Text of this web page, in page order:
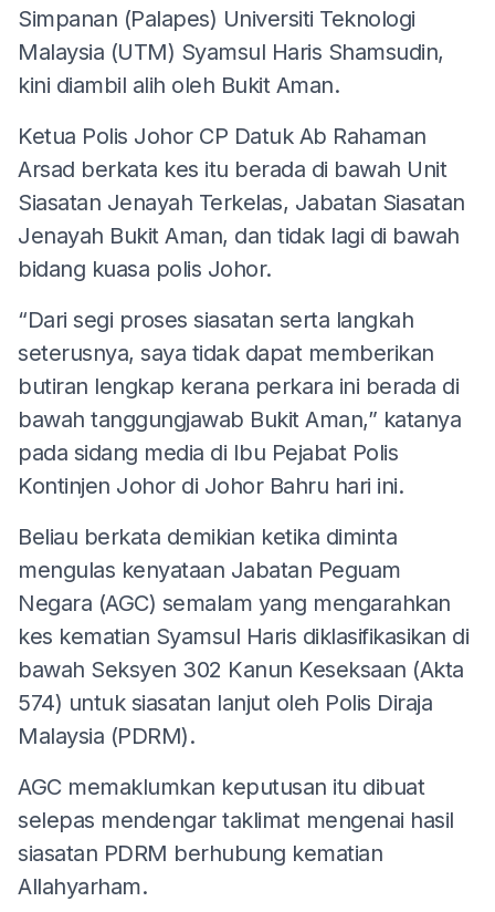
Simpanan (Palapes) Universiti Teknologi
Malaysia (UTM) Syamsul Haris Shamsudin,
kini diambil alih oleh Bukit Aman.
Ketua Polis Johor CP Datuk Ab Rahaman
Arsad berkata kes itu berada di bawah Unit
Siasatan Jenayah Terkelas, Jabatan Siasatan
Jenayah Bukit Aman, dan tidak lagi di bawah
bidang kuasa polis Johor.
“Dari segi proses siasatan serta langkah
seterusnya, saya tidak dapat memberikan
butiran lengkap kerana perkara ini berada di
bawah tanggungjawab Bukit Aman,” katanya
pada sidang media di Ibu Pejabat Polis
Kontinjen Johor di Johor Bahru hari ini.
Beliau berkata demikian ketika diminta
mengulas kenyataan Jabatan Peguam
Negara (AGC) semalam yang mengarahkan
kes kematian Syamsul Haris diklasifikasikan di
bawah Seksyen 302 Kanun Keseksaan (Akta
574) untuk siasatan lanjut oleh Polis Diraja
Malaysia (PDRM).
AGC memaklumkan keputusan itu dibuat
selepas mendengar taklimat mengenai hasil
siasatan PDRM berhubung kematian
Allahyarham.